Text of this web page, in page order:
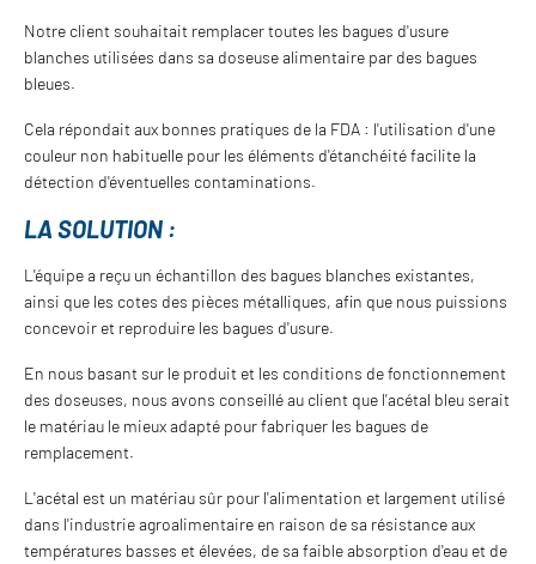
Notre client souhaitait remplacer toutes les bagues d'usure
blanches utilisées dans sa doseuse alimentaire par des bagues
bleues.
Cela répondait aux bonnes pratiques de la FDA : l'utilisation d'une
couleur non habituelle pour les éléments d'étanchéité facilite la
détection d'éventuelles contaminations.
LA SOLUTION :
L'équipe a reçu un échantillon des bagues blanches existantes,
ainsi que les cotes des pièces métalliques, afin que nous puissions
concevoir et reproduire les bagues d'usure.
En nous basant sur le produit et les conditions de fonctionnement
des doseuses, nous avons conseillé au client que l'acétal bleu serait
le matériau le mieux adapté pour fabriquer les bagues de
remplacement.
L'acétal est un matériau sûr pour l'alimentation et largement utilisé
dans l'industrie agroalimentaire en raison de sa résistance aux
températures basses et élevées, de sa faible absorption d'eau et de